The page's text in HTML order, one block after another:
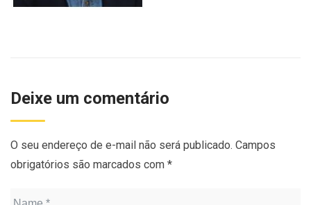
Deixe um comentário
O seu endereço de e-mail não será publicado. Campos
obrigatórios são marcados com *